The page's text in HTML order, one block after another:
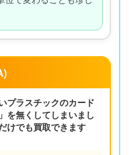
プラスチックのカード
を無くしてしまいまし
けでも買取できます